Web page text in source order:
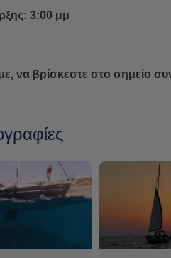
3:00 μμ
να βρίσκεστε στο σημείο